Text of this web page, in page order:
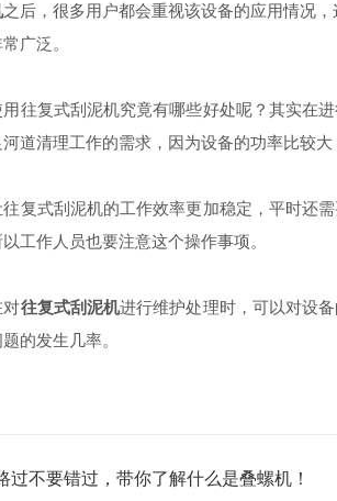
之后，很多用户都会重视该设备的应用情况
广泛。
复式刮泥机究竟有哪些好处呢？其实在进
道清理工作的需求，因为设备的功率比较
式刮泥机的工作效率更加稳定，平时还需
工作人员也要注意这个操作事项。
往复式刮泥机进行维护处理时，可以对设
的发生几率。
过不要错过，带你了解什么是叠螺机！